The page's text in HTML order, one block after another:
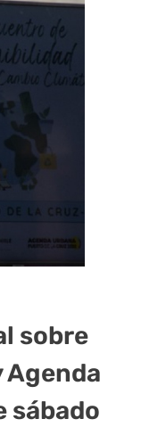
sobre
Agenda
sábado